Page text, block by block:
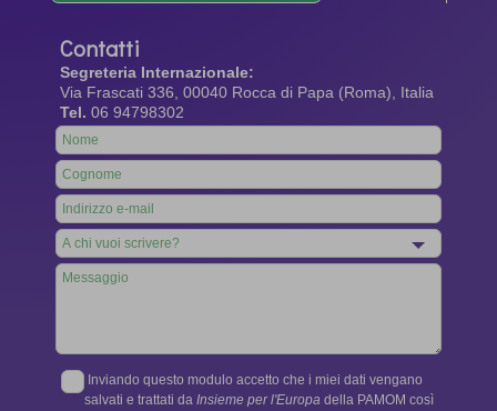
Contatti
Segreteria Internazionale:
Via Frascati 336, 00040 Rocca di Papa (Roma), Italia
Tel. 06 94798302
Leave
this
field
blank
Inviando questo modulo accetto che i miei dati vengano
salvati e trattati da Insieme per l'Europa della PAMOM così